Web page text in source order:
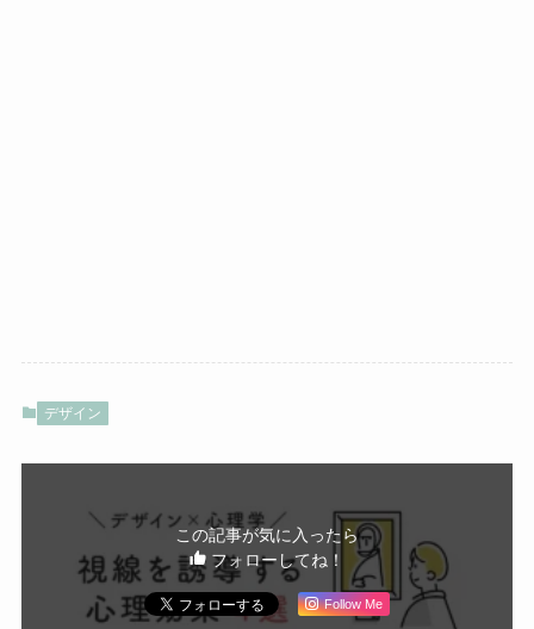
デザイン
この記事が気に入ったら
フォローしてね！
Follow Me